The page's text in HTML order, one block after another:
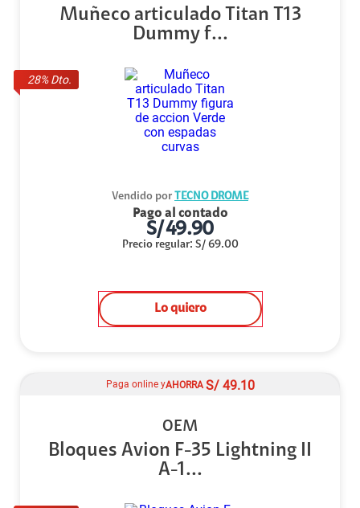
28% Dto.
Muñeco articulado Titan T13
Dummy f...
Vendido por TECNO DROME
Pago al contado
S/49.90
Precio regular: S/ 69.00
Lo quiero
Paga online yAHORRA S/ 49.10
OEM
Bloques Avion F-35 Lightning II
A-1...